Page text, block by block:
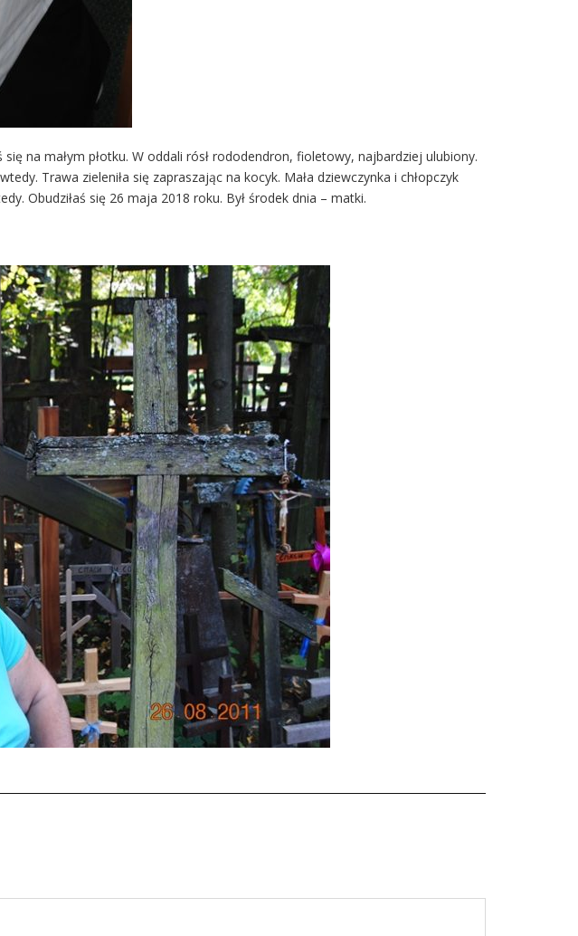
na małym płotku. W oddali rósł rododendron, fioletowy, najbardziej ulubiony.
Trawa zieleniła się zapraszając na kocyk. Mała dziewczynka i chłopczyk
Obudziłaś się 26 maja 2018 roku. Był środek dnia – matki.